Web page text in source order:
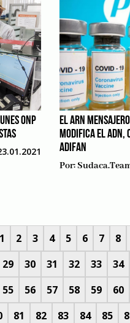
ONP
EL ARN
MODIFICA EL ADN,
ADIFAN
Por:
1 2 3 4 5 6 7 8
29 30 31 32 33 34
55 56 57 58 59 60
81 82 83 84 85